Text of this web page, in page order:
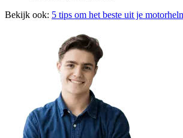
Bekijk ook: 5 tips om het beste uit je